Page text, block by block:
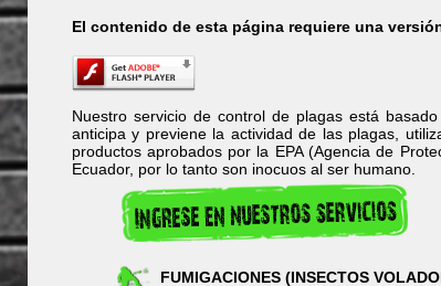
El contenido de esta página requiere una
Nuestro servicio de control de plagas está
anticipa y previene la actividad de las plagas,
productos aprobados por la EPA (Agencia de
Ecuador, por lo tanto son inocuos al ser humano.
FUMIGACIONES (INSECTOS